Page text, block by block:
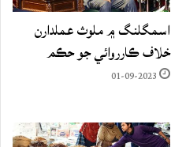
اسمگلنگ ۾ ملوث عملدارن
خلاف ڪارروائي جو حڪم
01-09-2023